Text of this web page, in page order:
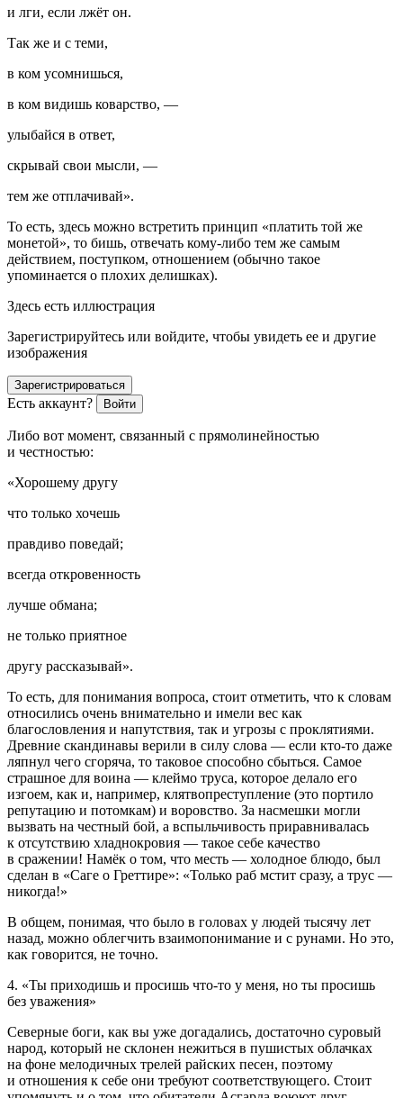
и лги, если лжёт он.
Так же и с теми,
в ком усомнишься,
в ком видишь коварство, —
улыбайся в ответ,
скрывай свои мысли, —
тем же отплачивай».
То есть, здесь можно встретить принцип «платить той же
монетой», то бишь, отвечать кому-либо тем же самым
действием, поступком, отношением (обычно такое
упоминается о плохих делишках).
Здесь есть иллюстрация
Зарегистрируйтесь или войдите, чтобы увидеть ее и другие
изображения
Зарегистрироваться
Есть аккаунт? Войти
Либо вот момент, связанный с прямолинейностью
и честностью:
«Хорошему другу
что только хочешь
правдиво поведай;
всегда откровенность
лучше обмана;
не только приятное
другу рассказывай».
То есть, для понимания вопроса, стоит отметить, что к словам
относились очень внимательно и имели вес как
благословления и напутствия, так и угрозы с проклятиями.
Древние скандинавы верили в силу слова — если кто-то даже
ляпнул чего сгоряча, то таковое способно сбыться. Самое
страшное для воина — клеймо труса, которое делало его
изгоем, как и, например, клятвопреступление (это портило
репутацию и потомкам) и воровство. За насмешки могли
вызвать на честный бой, а вспыльчивость приравнивалась
к отсутствию хладнокровия — такое себе качество
в сражении! Намёк о том, что месть — холодное блюдо, был
сделан в «Саге о Греттире»: «Только раб мстит сразу, а трус —
никогда!»
В общем, понимая, что было в головах у людей тысячу лет
назад, можно облегчить взаимопонимание и с рунами. Но это,
как говорится, не точно.
4. «Ты приходишь и просишь что-то у меня, но ты просишь
без уважения»
Северные боги, как вы уже догадались, достаточно суровый
народ, который не склонен нежиться в пушистых облачках
на фоне мелодичных трелей райских песен, поэтому
и отношения к себе они требуют соответствующего. Стоит